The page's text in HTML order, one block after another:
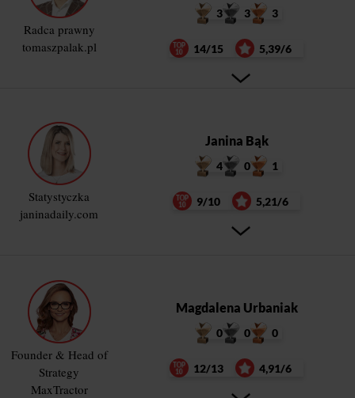
Radca prawny
tomaszpalak.pl
3 3 3
14/15 5,39/6
Statystyczka
janinadaily.com
Janina Bąk
4 0 1
9/10 5,21/6
Founder & Head of
Strategy
MaxTractor
Magdalena Urbaniak
0 0 0
12/13 4,91/6